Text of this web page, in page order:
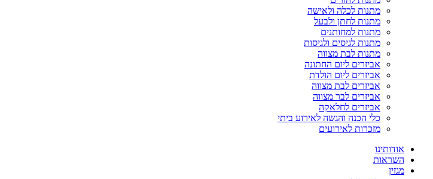
מתנות לכלה ולאישה
מתנות לחתן ולבעל
מתנות למחותנים
מתנות לגיסים ולגיסות
מתנות לבת מצווה
אביזרים ליום החתונה
אביזרים ליום הולדת
אביזרים לבת מצווה
אביזרים לבר מצווה
אביזרים לחלאקה
כלי הכנה והגשה לאירוע ביתי
מזכרות לאירועים
אודותינו
השראות
מגזין